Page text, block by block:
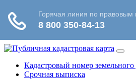
Кадастровый номер земельного
Срочная выписка